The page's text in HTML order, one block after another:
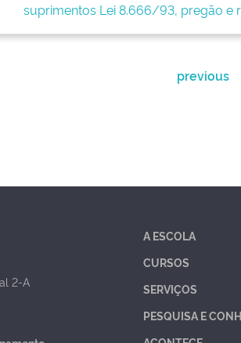
suprimentos Lei 8.666/93, pregão e
previous
2-A
A ESCOLA
CURSOS
SERVIÇOS
PESQUISA E